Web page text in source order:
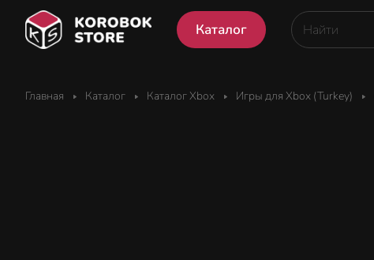
Каталог
Главная Каталог Каталог Xbox Игры для Xbox (Turkey)